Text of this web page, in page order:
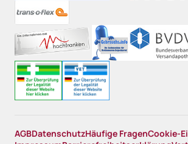
AGBDatenschutzHäufige FragenCookie-